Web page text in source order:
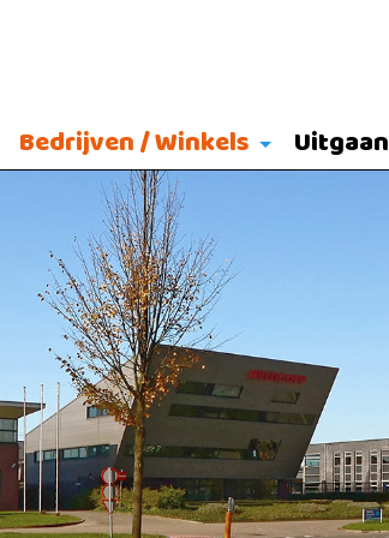
Bedrijven / Winkels Uitgaan